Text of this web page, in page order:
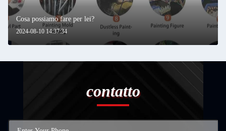
2024-08-10 14:37:34
Cosa possiamo fare per lei?
contatto